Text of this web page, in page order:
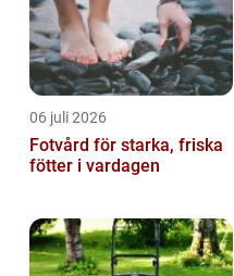
06 juli 2026
Fotvård för starka, friska
fötter i vardagen